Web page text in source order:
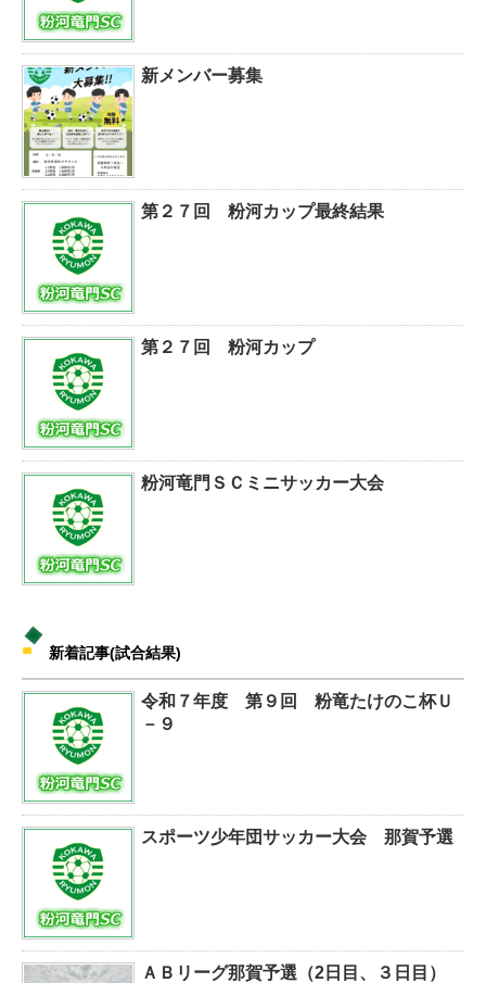
新メンバー募集
第２７回 粉河カップ最終結果
第２７回 粉河カップ
粉河竜門ＳＣミニサッカー大会
新着記事(試合結果)
令和７年度 第９回 粉竜たけのこ杯Ｕ
－９
スポーツ少年団サッカー大会 那賀予選
ＡＢリーグ那賀予選（2日目、３日目）